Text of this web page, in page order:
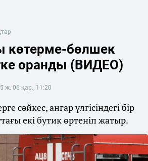
көтерме-бөлшек
оранды (ВИДЕО)
ж. 06 қар., 11:20
сәйкес, ангар үлгісіндегі бір
екі бутик өртеніп жатыр.